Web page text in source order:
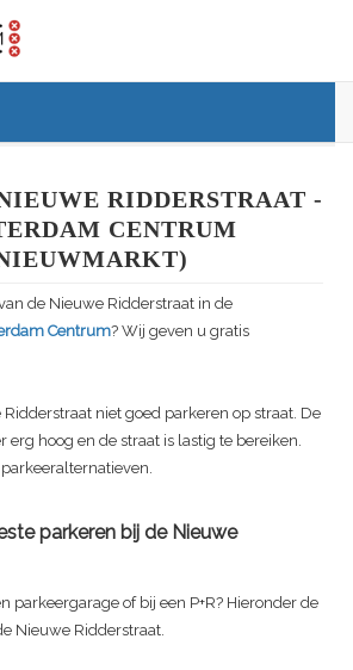
RIDDERSTRAAT -
CENTRUM
de Nieuwe Ridderstraat in de
Centrum? Wij geven u gratis
niet goed parkeren op straat. De
erg hoog en de straat is lastig te bereiken.
parkeren bij de Nieuwe
parkeergarage of bij een P+R? Hieronder de
Nieuwe Ridderstraat.